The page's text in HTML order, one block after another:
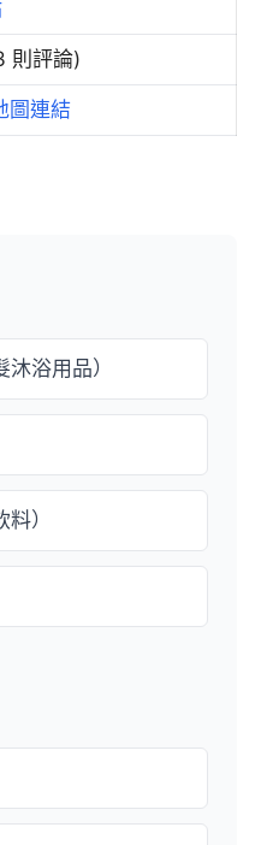
則評論)
圖連結
浴用品）
）